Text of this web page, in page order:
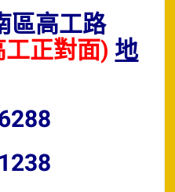
區高工路
正對面) 地